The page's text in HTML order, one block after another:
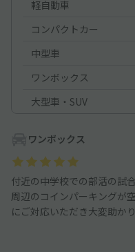
軽自動車
コンパクトカー
中型車
ワンボックス
大型車・SUV
ワンボックス
付近の中学校での部活の試
周辺のコインパーキングが
にご対応いただき大変助かり